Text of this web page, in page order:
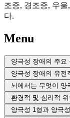
조증, 경조증, 우
다.
Menu
양극성 장애의 주요
양극성 장애의 유전
뇌에서는 무엇이 양
환경적 및 심리적 위
양극성 1형과 양극